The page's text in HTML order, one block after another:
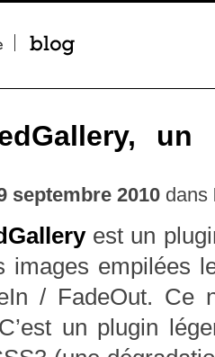
| blog
septembre 2010 dans
est un
images empilées
/ FadeOut. Ce
un plugin